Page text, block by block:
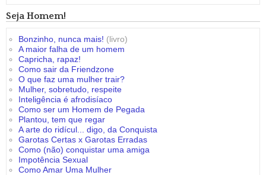
Seja Homem!
Bonzinho, nunca mais! (livro)
A maior falha de um homem
Capricha, rapaz!
Como sair da Friendzone
O que faz uma mulher trair?
Mulher, sobretudo, respeite
Inteligência é afrodisíaco
Como ser um Homem de Pegada
Plantou, tem que regar
A arte do ridícul... digo, da Conquista
Garotas Certas x Garotas Erradas
Como (não) conquistar uma amiga
Impotência Sexual
Como Amar Uma Mulher